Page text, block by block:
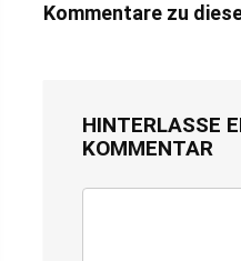
Kommentare zu
HINTERLASSE
KOMMENTAR